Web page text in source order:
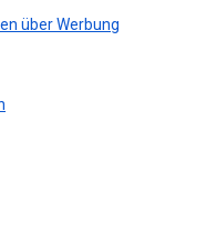
über Werbung